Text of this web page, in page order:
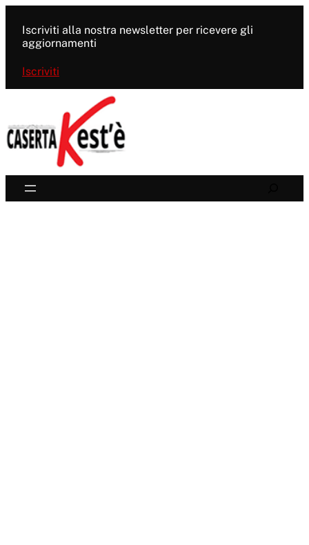
contenuto
Iscriviti alla nostra newsletter per ricevere gli
aggiornamenti
Iscriviti